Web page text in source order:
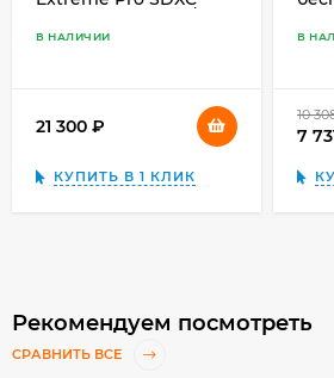
MB/s 128GB
В НАЛИЧИИ
21 300
КУПИТЬ В 1 КЛИК
В
10
7
Рекомендуем посмотреть
СРАВНИТЬ ВСЕ